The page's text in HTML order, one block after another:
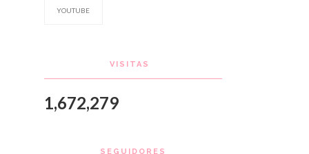
YOUTUBE
VISITAS
1,672,279
SEGUIDORES